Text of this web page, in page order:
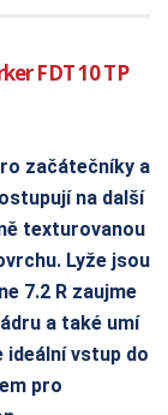
FDT 10 TP
začátečníky a
na další
texturovanou
Lyže jsou
7.2 R zaujme
a také umí
vstup do
pro